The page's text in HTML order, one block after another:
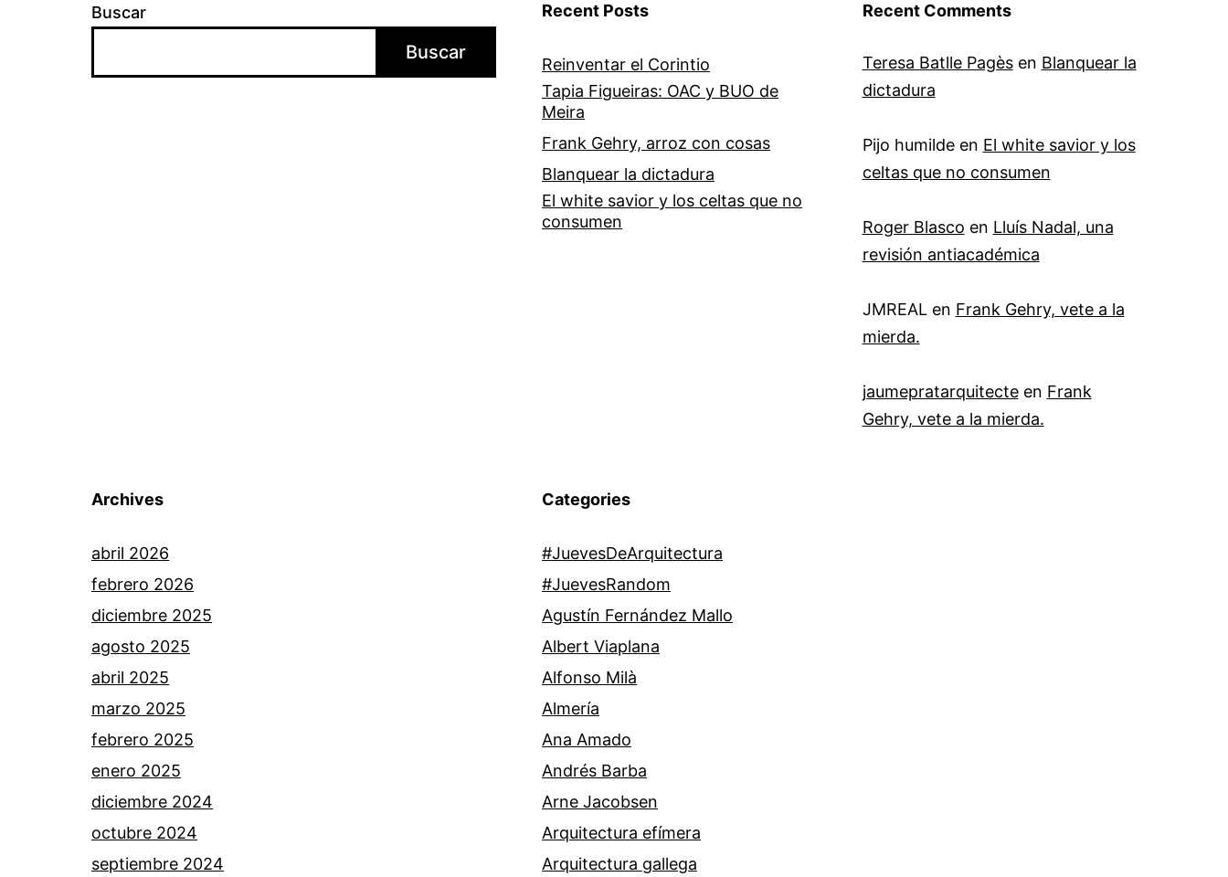
Buscar
Buscar
Recent Posts
­­Reinventar el Corintio
Tapia Figueiras: OAC y BUO de
Meira
Frank Gehry, arroz con cosas
Blanquear la dictadura
El white savior y los celtas que no
consumen
Recent Comments
Teresa Batlle Pagèsen Blanquear la
dictadura
Pijo humildeen El white savior y los
celtas que no consumen
Roger Blasco en Lluís Nadal, una
revisión antiacadémica
JMREALen Frank Gehry, vete a la
mierda.
jaumepratarquitecteen Frank
Gehry, vete a la mierda.
Archives
abril 2026
febrero 2026
diciembre 2025
agosto 2025
abril 2025
marzo 2025
febrero 2025
enero 2025
diciembre 2024
octubre 2024
septiembre 2024
Categories
#JuevesDeArquitectura
#JuevesRandom
Agustín Fernández Mallo
Albert Viaplana
Alfonso Milà
Almería
Ana Amado
Andrés Barba
Arne Jacobsen
Arquitectura efímera
Arquitectura gallega